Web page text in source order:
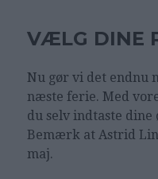
VÆLG DINE
Nu gør vi det endnu
næste ferie. Med
du selv indtaste dine
Bemærk at Astrid
maj.